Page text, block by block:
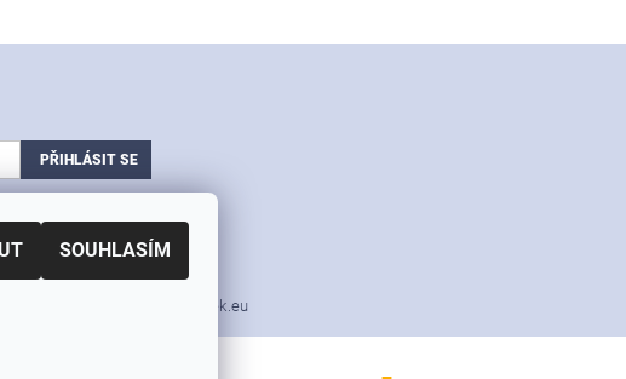
údajů
Profi nářadí v akci Simek.eu
SOUHLASÍM